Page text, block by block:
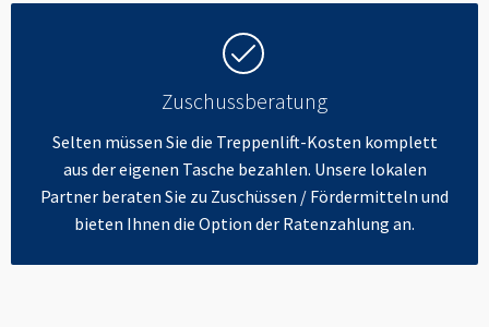
Zuschussberatung
Selten müssen Sie die Treppenlift-Kosten komplett
aus der eigenen Tasche bezahlen. Unsere lokalen
Partner beraten Sie zu Zuschüssen / Fördermitteln und
bieten Ihnen die Option der Ratenzahlung an.